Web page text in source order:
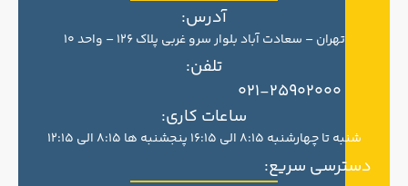
آدرس:
تهران – سعادت آباد بلوار سرو غربی پلاک 126 – واحد 10
تلفن:
021-25902000
ساعات کاری:
شنبه تا چهارشنبه 8:15 الی 16:15 پنجشنبه ها 8:15 الی 12:15
دسترسی سریع: